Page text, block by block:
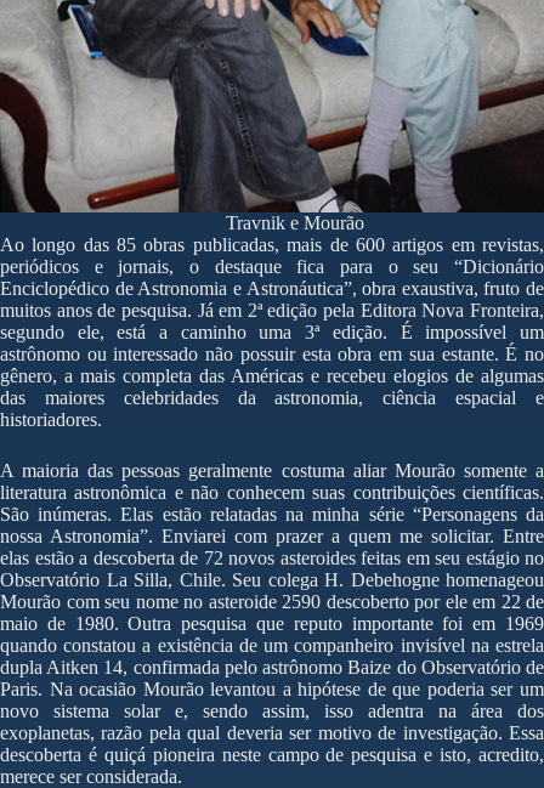
Travnik e Mourão
Ao longo das 85 obras publicadas, mais de 600 artigos em revistas,
periódicos e jornais, o destaque fica para o seu “Dicionário
Enciclopédico de Astronomia e Astronáutica”, obra exaustiva, fruto de
muitos anos de pesquisa. Já em 2ª edição pela Editora Nova Fronteira,
segundo ele, está a caminho uma 3ª edição. É impossível um
astrônomo ou interessado não possuir esta obra em sua estante. É no
gênero, a mais completa das Américas e recebeu elogios de algumas
das maiores celebridades da astronomia, ciência espacial e
historiadores.
A maioria das pessoas geralmente costuma aliar Mourão somente a
literatura astronômica e não conhecem suas contribuições científicas.
São inúmeras. Elas estão relatadas na minha série “Personagens da
nossa Astronomia”. Enviarei com prazer a quem me solicitar. Entre
elas estão a descoberta de 72 novos asteroides feitas em seu estágio no
Observatório La Silla, Chile. Seu colega H. Debehogne homenageou
Mourão com seu nome no asteroide 2590 descoberto por ele em 22 de
maio de 1980. Outra pesquisa que reputo importante foi em 1969
quando constatou a existência de um companheiro invisível na estrela
dupla Aitken 14, confirmada pelo astrônomo Baize do Observatório de
Paris. Na ocasião Mourão levantou a hipótese de que poderia ser um
novo sistema solar e, sendo assim, isso adentra na área dos
exoplanetas, razão pela qual deveria ser motivo de investigação. Essa
descoberta é quiçá pioneira neste campo de pesquisa e isto, acredito,
merece ser considerada.